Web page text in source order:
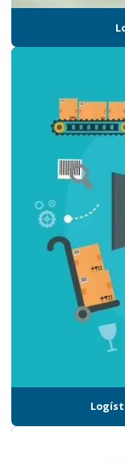
Empresa que faz
Empresa serviço
Empresa de
Empresa de
Empresa de
Empresas de
Empresas de logística
Empresas de
Empresas de
Empresas de
Empresas de
Empresas de